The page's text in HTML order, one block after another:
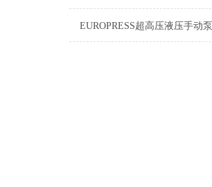
EUROPRESS超高压液压手动泵